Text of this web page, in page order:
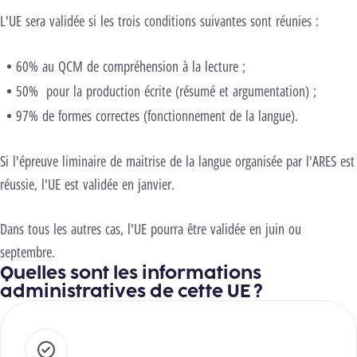
L'UE sera validée si les trois conditions suivantes sont réunies :
60% au QCM de compréhension à la lecture ;
50% pour la production écrite (résumé et argumentation) ;
97% de formes correctes (fonctionnement de la langue).
Si l'épreuve liminaire de maitrise de la langue organisée par l'ARES est
réussie, l'UE est validée en janvier.
Dans tous les autres cas, l'UE pourra être validée en juin ou
septembre.
Quelles sont les informations
administratives de cette UE ?